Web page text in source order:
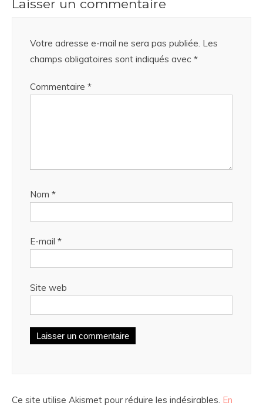
Laisser un commentaire
Votre adresse e-mail ne sera pas publiée. Les
champs obligatoires sont indiqués avec *
Commentaire *
Nom *
E-mail *
Site web
Ce site utilise Akismet pour réduire les indésirables. En